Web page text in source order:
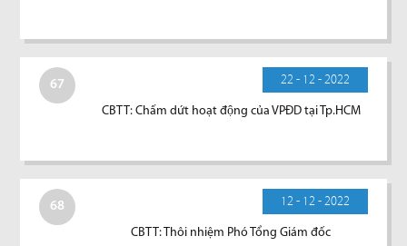
67 22 - 12 - 2022
CBTT: Chấm dứt hoạt động của VPĐD tại Tp.HCM
68 12 - 12 - 2022
CBTT: Thôi nhiệm Phó Tổng Giám đốc